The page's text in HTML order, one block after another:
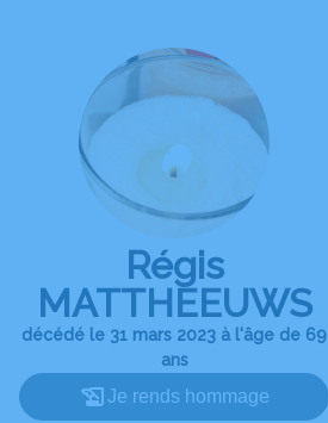
Régis
MATTHEEUWS
décédé le 31 mars 2023 à l'âge de 69
ans
Je rends hommage